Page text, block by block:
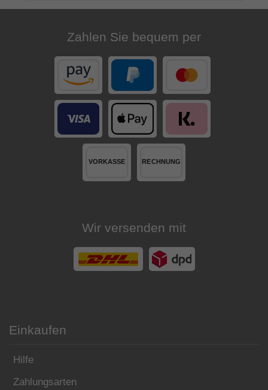
Zahlen Sie bequem per
Wir versenden mit
Einkaufen
Hilfe
Zahlungsarten